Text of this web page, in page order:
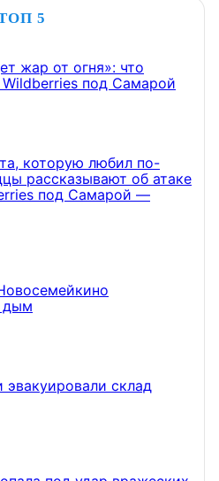
5
жар от огня»: что
под Самарой
которую любил по-
рассказывают об атаке
под Самарой —
дым
склад